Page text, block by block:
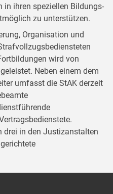
ihren speziellen Bildungs-
zu unterstützen.
Organisation und
wird von
Neben einem dem
umfasst die StAK derzeit
drei in den Justizanstalten